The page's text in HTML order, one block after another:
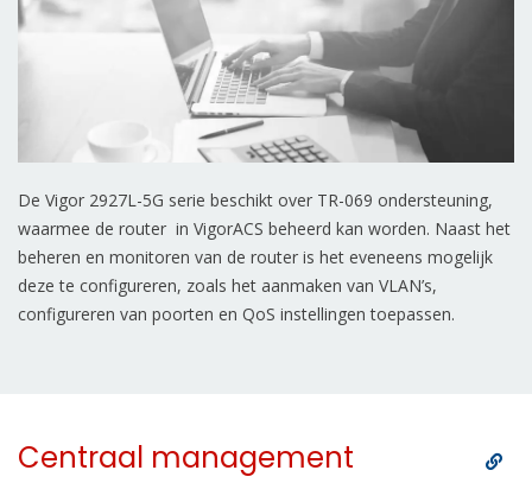
De Vigor 2927L-5G serie beschikt over TR-069 ondersteuning,
waarmee de router in VigorACS beheerd kan worden. Naast het
beheren en monitoren van de router is het eveneens mogelijk
deze te configureren, zoals het aanmaken van VLAN’s,
configureren van poorten en QoS instellingen toepassen.
Centraal management